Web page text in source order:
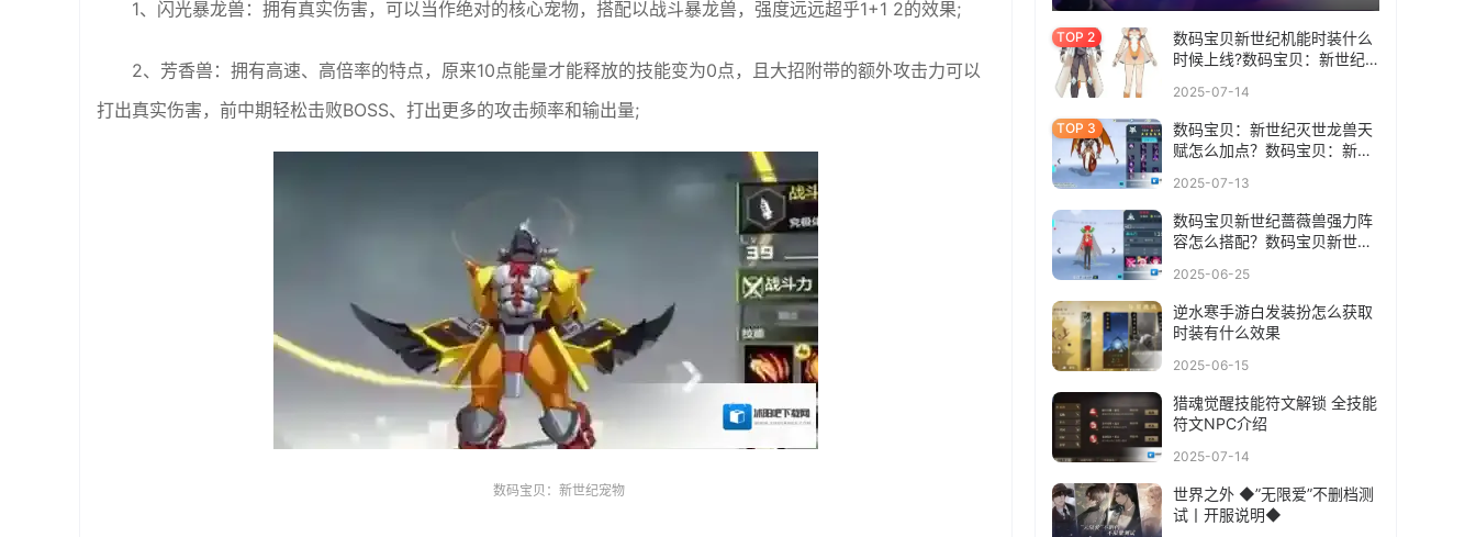
1、闪光暴龙兽：拥有真实伤害，可以当作绝对的核心宠物，搭配以战斗暴龙兽，强度远远超乎1+1 2的效果;
2、芳香兽：拥有高速、高倍率的特点，原来10点能量才能释放的技能变为0点，且大招附带的额外攻击力可以
打出真实伤害，前中期轻松击败BOSS、打出更多的攻击频率和输出量;
数码宝贝：新世纪宠物
数码宝贝新世纪机能时装什么
时候上线?数码宝贝：新世纪
2025-07-14
数码宝贝：新世纪灭世龙兽天
赋怎么加点？数码宝贝：新世
2025-07-13
数码宝贝新世纪蔷薇兽强力阵
容怎么搭配？数码宝贝新世纪
2025-06-25
逆水寒手游白发装扮怎么获取
时装有什么效果
2025-06-15
猎魂觉醒技能符文解锁 全技能
符文NPC介绍
2025-07-14
世界之外 ◆”无限爱”不删档测
试丨开服说明◆